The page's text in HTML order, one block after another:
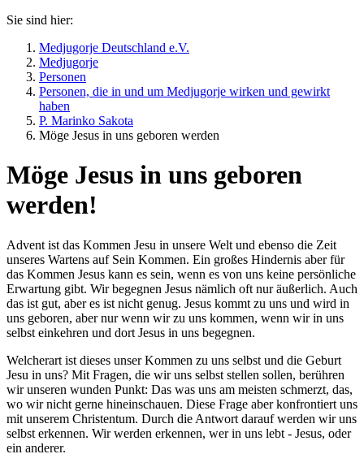
Sie sind hier:
Medjugorje Deutschland e.V.
Medjugorje
Personen
Personen, die in und um Medjugorje wirken und gewirkt
haben
P. Marinko Sakota
Möge Jesus in uns geboren werden
Möge Jesus in uns geboren
werden!
Advent ist das Kommen Jesu in unsere Welt und ebenso die Zeit
unseres Wartens auf Sein Kommen. Ein großes Hindernis aber für
das Kommen Jesus kann es sein, wenn es von uns keine persönliche
Erwartung gibt. Wir begegnen Jesus nämlich oft nur äußerlich. Auch
das ist gut, aber es ist nicht genug. Jesus kommt zu uns und wird in
uns geboren, aber nur wenn wir zu uns kommen, wenn wir in uns
selbst einkehren und dort Jesus in uns begegnen.
Welcherart ist dieses unser Kommen zu uns selbst und die Geburt
Jesu in uns? Mit Fragen, die wir uns selbst stellen sollen, berühren
wir unseren wunden Punkt: Das was uns am meisten schmerzt, das,
wo wir nicht gerne hineinschauen. Diese Frage aber konfrontiert uns
mit unserem Christentum. Durch die Antwort darauf werden wir uns
selbst erkennen. Wir werden erkennen, wer in uns lebt - Jesus, oder
ein anderer.